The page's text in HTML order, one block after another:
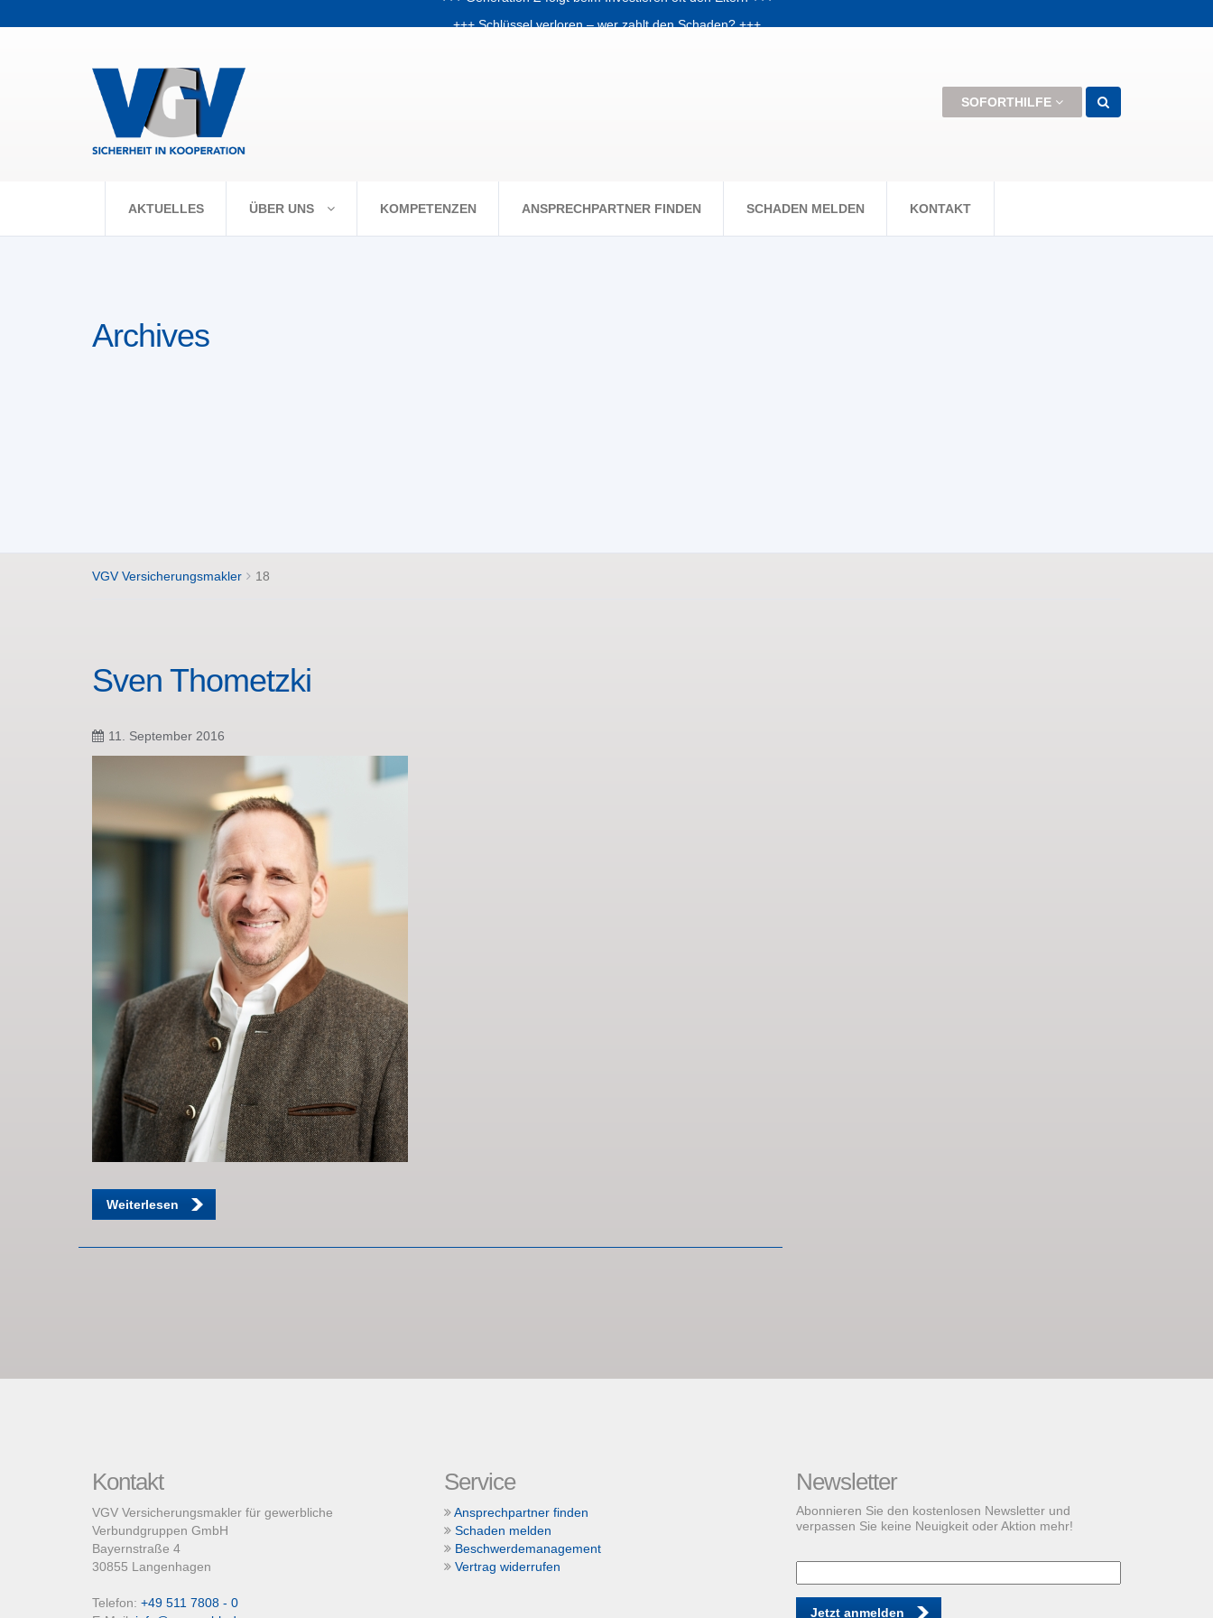
SOFORTHILFE
AKTUELLES ÜBER UNS KOMPETENZEN ANSPRECHPARTNER FINDEN SCHADEN MELDEN KONTAKT
Archives
VGV Versicherungsmakler 18
Sven Thometzki
11. September 2016
Weiterlesen
Kontakt
VGV Versicherungsmakler für gewerbliche
Verbundgruppen GmbH
Bayernstraße 4
30855 Langenhagen
Telefon: +49 511 7808 - 0
Service
Ansprechpartner finden
Schaden melden
Beschwerdemanagement
Vertrag widerrufen
Newsletter
Abonnieren Sie den kostenlosen Newsletter und
verpassen Sie keine Neuigkeit oder Aktion mehr!
Jetzt anmelden